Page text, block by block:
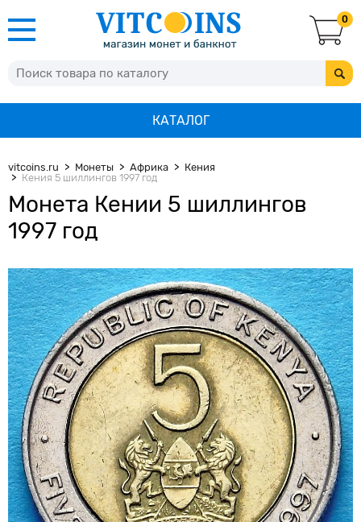
0
КАТАЛОГ
vitcoins.ru Монеты Африка
Кения
Кения 5 шиллингов 1997 год
Монета Кении 5 шиллингов
1997 год